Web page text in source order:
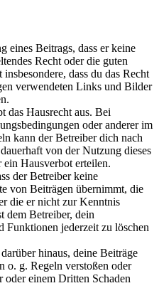
eines Beitrags, dass er keine
Recht oder die guten
dass du das Recht
verwendeten Links und Bilder
das Hausrecht aus. Bei
oder anderer im
kann der Betreiber dich nach
von der Nutzung dieses
Hausverbot erteilen.
der Betreiber keine
von Beiträgen übernimmt, die
die er nicht zur Kenntnis
dem Betreiber, dein
Funktionen jederzeit zu löschen
hinaus, deine Beiträge
o. g. Regeln verstoßen oder
oder einem Dritten Schaden